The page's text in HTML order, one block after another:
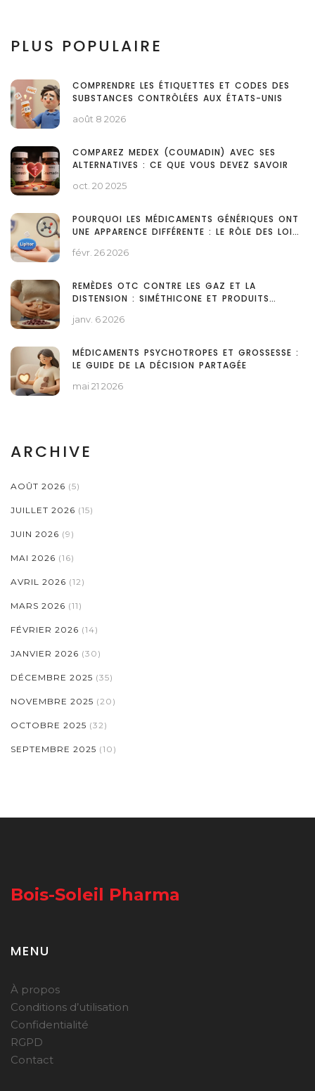
PLUS POPULAIRE
COMPRENDRE LES ÉTIQUETTES ET CODES DES
SUBSTANCES CONTRÔLÉES AUX ÉTATS-UNIS
août 8 2026
COMPAREZ MEDEX (COUMADIN) AVEC SES
ALTERNATIVES : CE QUE VOUS DEVEZ SAVOIR
oct. 20 2025
POURQUOI LES MÉDICAMENTS GÉNÉRIQUES ONT
UNE APPARENCE DIFFÉRENTE : LE RÔLE DES LOIS
févr. 26 2026
REMÈDES OTC CONTRE LES GAZ ET LA
DISTENSION : SIMÉTHICONE ET PRODUITS
janv. 6 2026
MÉDICAMENTS PSYCHOTROPES ET GROSSESSE :
LE GUIDE DE LA DÉCISION PARTAGÉE
mai 21 2026
ARCHIVE
AOÛT 2026 (5)
JUILLET 2026 (15)
JUIN 2026 (9)
MAI 2026 (16)
AVRIL 2026 (12)
MARS 2026 (11)
FÉVRIER 2026 (14)
JANVIER 2026 (30)
DÉCEMBRE 2025 (35)
NOVEMBRE 2025 (20)
OCTOBRE 2025 (32)
SEPTEMBRE 2025 (10)
Bois-Soleil Pharma
MENU
À propos
Conditions d’utilisation
Confidentialité
RGPD
Contact